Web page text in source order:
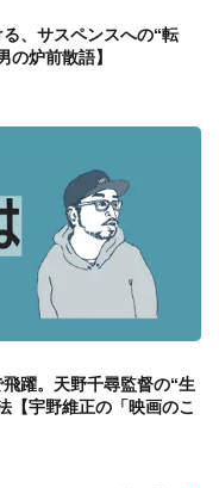
、サスペンスへの“転
炉前散語】
躍。天野千尋監督の“生
【宇野維正の「映画のこ